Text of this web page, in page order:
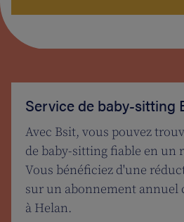
Service de baby-sitting
Avec Bsit, vous pouvez
de baby-sitting fiable en un
Vous bénéficiez d'une
sur un abonnement annuel
à Helan.